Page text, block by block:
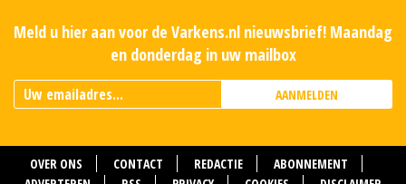
Meld u hier aan voor de Varkens.nl nieuwsbrief! Maandag
en donderdag in uw mailbox
AANMELDEN
OVER ONS CONTACT REDACTIE
ABONNEMENT